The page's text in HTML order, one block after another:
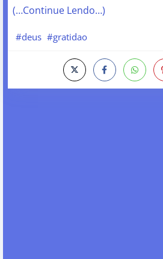
(…Continue Lendo…)
#deus #gratidao